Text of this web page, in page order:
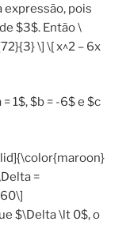
expressão, pois
$3$. Então \
\] \[ x^2 – 6x
1$, $b = -6$ e $c
=
$\Delta \lt 0$, o